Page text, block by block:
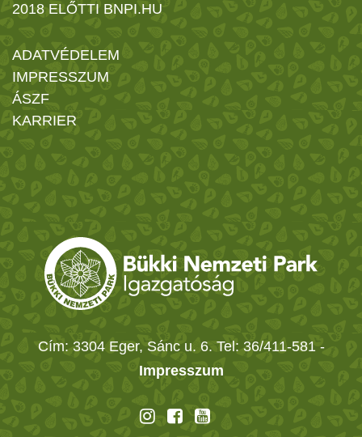
2018 ELŐTTI BNPI.HU
ADATVÉDELEM
IMPRESSZUM
ÁSZF
KARRIER
Cím: 3304 Eger, Sánc u. 6. Tel: 36/411-581 -
Impresszum